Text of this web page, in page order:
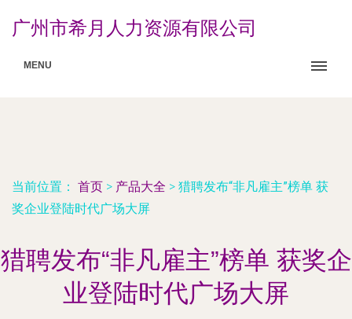
广州市希月人力资源有限公司
MENU
当前位置： 首页 > 产品大全 > 猎聘发布“非凡雇主”榜单 获
奖企业登陆时代广场大屏
猎聘发布“非凡雇主”榜单 获奖企
业登陆时代广场大屏